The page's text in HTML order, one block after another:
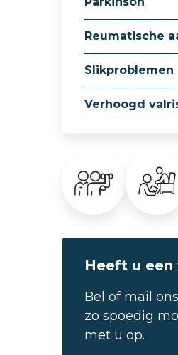
Reumatische
Slikproblemen
Verhoogd
Heeft u een
Bel of mail
zo spoedig
met u op.